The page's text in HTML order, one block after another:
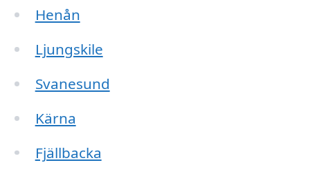
Henån
Ljungskile
Svanesund
Kärna
Fjällbacka